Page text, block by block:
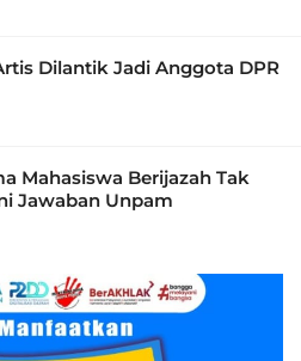
Dilantik Jadi Anggota DPR
Mahasiswa Berijazah Tak
Jawaban Unpam